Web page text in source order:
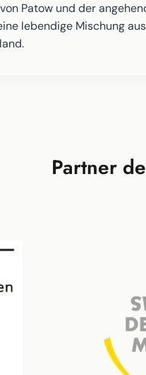
Patow und der
lebendige Mischung
Partner